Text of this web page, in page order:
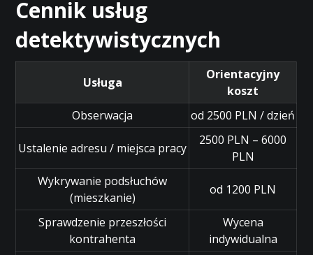
Cennik usług
detektywistycznych
Usługa
Orientacyjny
koszt
Obserwacja
od 2500 PLN / dzień
Ustalenie adresu / miejsca pracy
2500 PLN – 6000
PLN
Wykrywanie podsłuchów
(mieszkanie)
od 1200 PLN
Sprawdzenie przeszłości
kontrahenta
Wycena
indywidualna